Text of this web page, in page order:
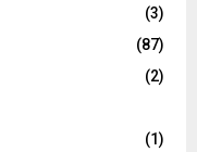
(3)
(87)
(2)
(1)